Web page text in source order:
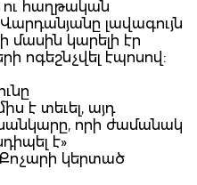
հաղթական
լավագույն
մասին կարելի էր
ոգեշնչվել էպոսով:
է տեւել, այդ
որի ժամանակ
է»
կերտած